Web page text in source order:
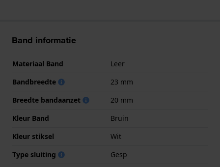
Band informatie
Materiaal Band
Leer
Bandbreedte
23 mm
Breedte bandaanzet
20 mm
Kleur Band
Bruin
Kleur stiksel
Wit
Type sluiting
Gesp